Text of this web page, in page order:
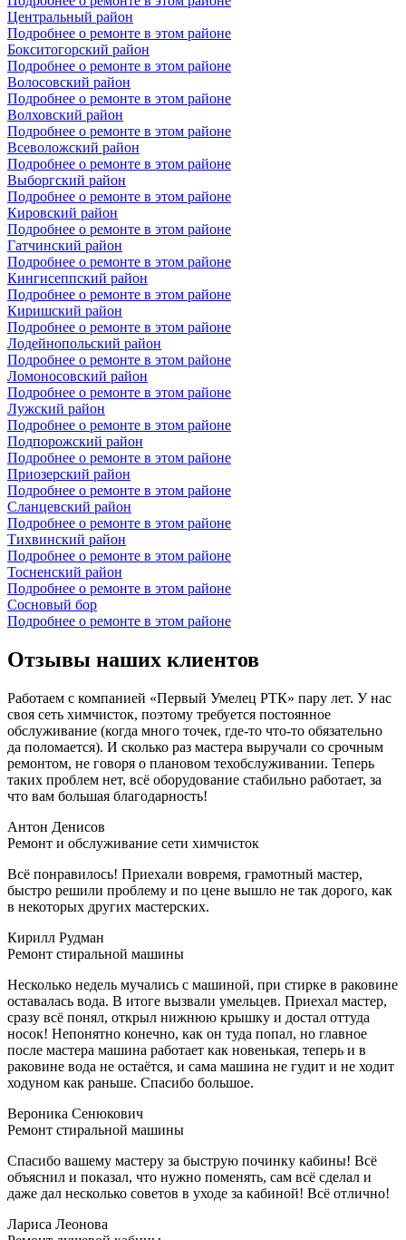
Центральный район
Подробнее о ремонте в этом районе
Бокситогорский район
Подробнее о ремонте в этом районе
Волосовский район
Подробнее о ремонте в этом районе
Волховский район
Подробнее о ремонте в этом районе
Всеволожский район
Подробнее о ремонте в этом районе
Выборгский район
Подробнее о ремонте в этом районе
Кировский район
Подробнее о ремонте в этом районе
Гатчинский район
Подробнее о ремонте в этом районе
Кингисеппский район
Подробнее о ремонте в этом районе
Киришский район
Подробнее о ремонте в этом районе
Лодейнопольский район
Подробнее о ремонте в этом районе
Ломоносовский район
Подробнее о ремонте в этом районе
Лужский район
Подробнее о ремонте в этом районе
Подпорожский район
Подробнее о ремонте в этом районе
Приозерский район
Подробнее о ремонте в этом районе
Сланцевский район
Подробнее о ремонте в этом районе
Тихвинский район
Подробнее о ремонте в этом районе
Тосненский район
Подробнее о ремонте в этом районе
Сосновый бор
Подробнее о ремонте в этом районе
Отзывы наших клиентов
Работаем с компанией «Первый Умелец РТК» пару лет. У нас
своя сеть химчисток, поэтому требуется постоянное
обслуживание (когда много точек, где-то что-то обязательно
да поломается). И сколько раз мастера выручали со срочным
ремонтом, не говоря о плановом техобслуживании. Теперь
таких проблем нет, всё оборудование стабильно работает, за
что вам большая благодарность!
Антон Денисов
Ремонт и обслуживание сети химчисток
Всё понравилось! Приехали вовремя, грамотный мастер,
быстро решили проблему и по цене вышло не так дорого, как
в некоторых других мастерских.
Кирилл Рудман
Ремонт стиральной машины
Несколько недель мучались с машиной, при стирке в раковине
оставалась вода. В итоге вызвали умельцев. Приехал мастер,
сразу всё понял, открыл нижнюю крышку и достал оттуда
носок! Непонятно конечно, как он туда попал, но главное
после мастера машина работает как новенькая, теперь и в
раковине вода не остаётся, и сама машина не гудит и не ходит
ходуном как раньше. Спасибо большое.
Вероника Сенюкович
Ремонт стиральной машины
Спасибо вашему мастеру за быструю починку кабины! Всё
объяснил и показал, что нужно поменять, сам всё сделал и
даже дал несколько советов в уходе за кабиной! Всё отлично!
Лариса Леонова